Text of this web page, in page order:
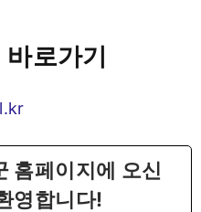
로가기
홈페이지에 오신
영합니다!